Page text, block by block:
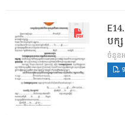
បក្ស
ចំនួន